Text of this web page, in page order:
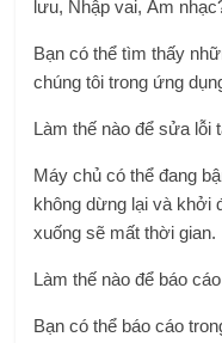
lưu, Nhập vai, Âm
Bạn có thể tìm thấy
chúng tôi trong ứng
Làm thế nào để sửa lỗi
Máy chủ có thể đang
không dừng lại và khởi
xuống sẽ mất thời gian.
Làm thế nào để báo
Bạn có thể báo cáo